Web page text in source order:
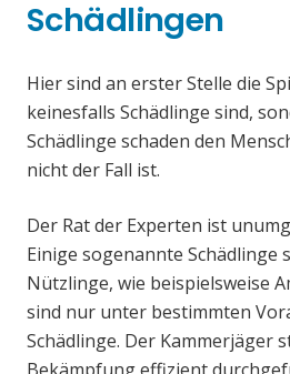
Schädlingen
Hier sind an erster Stelle die
keinesfalls Schädlinge sind,
Schädlinge schaden den
nicht der Fall ist.
Der Rat der Experten ist
Einige sogenannte Schädlinge
Nützlinge, wie beispielsweise
sind nur unter bestimmten
Schädlinge. Der Kammerjäger